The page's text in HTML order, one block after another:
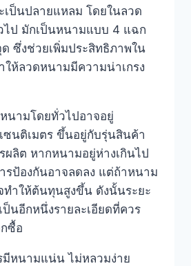
ป็นปลายแหลม โดยในลวด
ป มักเป็นหนามแบบ 4 แฉก
ซึ่งช่วยเพิ่มประสิทธิภาพใน
ให้ลวดหนามมีความน่าเกรง
หนามโดยทั่วไปอาจอยู่
ซนติเมตร ขึ้นอยู่กับรุ่นสินค้า
ผลิต หากหนามอยู่ห่างเกินไป
รป้องกันอาจลดลง แต่ถ้าหนาม
ทำให้ต้นทุนสูงขึ้น ดังนั้นระยะ
ป็นอีกหนึ่งรายละเอียดที่ควร
ซื้อ
หนามแน่น ไม่หลวมง่าย